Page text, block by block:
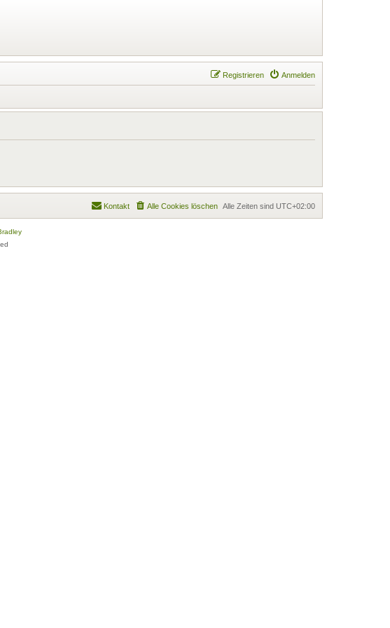
Anmelden
Registrieren
Alle Zeiten sind UTC+02:00
Alle Cookies löschen
Kontakt